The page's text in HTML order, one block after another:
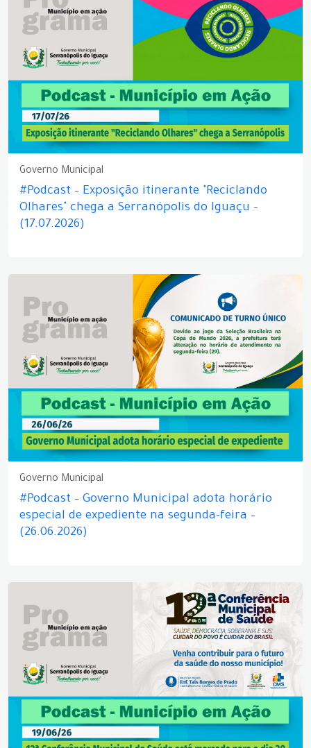
Governo Municipal
#Podcast – Exposição itinerante "Reciclando
Olhares" chega a Serranópolis do Iguaçu –
(17.07.2026)
Governo Municipal
#Podcast – Governo Municipal adota horário
especial de expediente na segunda-feira –
(26.06.2026)